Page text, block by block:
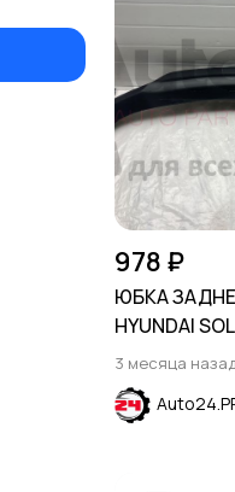
978 ₽
ЮБКА
HYUNDAI
3 месяца